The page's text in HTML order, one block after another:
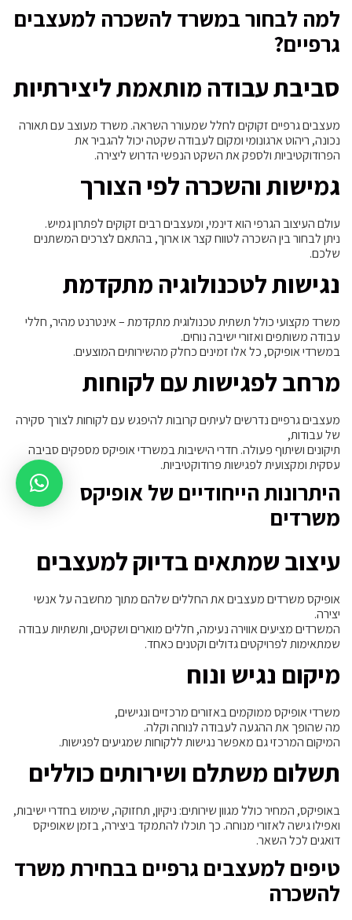
למה לבחור במשרד להשכרה למעצבים
גרפיים?
סביבת עבודה מותאמת ליצירתיות
מעצבים גרפיים זקוקים לחלל שמעורר השראה. משרד מעוצב עם תאורה
נכונה, ריהוט ארגונומי ומקום לעבודה שקטה יכול להגביר את
הפרודוקטיביות ולספק את השקט הנפשי הדרוש ליצירה.
גמישות והשכרה לפי הצורך
עולם העיצוב הגרפי הוא דינמי, ומעצבים רבים זקוקים לפתרון גמיש.
ניתן לבחור בין השכרה לטווח קצר או ארוך, בהתאם לצרכים המשתנים
שלכם.
נגישות לטכנולוגיה מתקדמת
משרד מקצועי כולל תשתית טכנולוגית מתקדמת – אינטרנט מהיר, חללי
עבודה משותפים ואזורי ישיבה נוחים.
במשרדי אופיקס, כל אלו זמינים כחלק מהשירותים המוצעים.
מרחב לפגישות עם לקוחות
מעצבים גרפיים נדרשים לעיתים קרובות להיפגש עם לקוחות לצורך סקירה
של עבודות,
תיקונים ושיתוף פעולה. חדרי הישיבות במשרדי אופיקס מספקים סביבה
עסקית ומקצועית לפגישות פרודוקטיביות.
היתרונות הייחודיים של אופיקס
משרדים
עיצוב שמתאים בדיוק למעצבים
אופיקס משרדים מעצבים את החללים שלהם מתוך מחשבה על אנשי
יצירה.
המשרדים מציעים אווירה נעימה, חללים מוארים ושקטים, ותשתיות עבודה
שמתאימות לפרויקטים גדולים וקטנים כאחד.
מיקום נגיש ונוח
משרדי אופיקס ממוקמים באזורים מרכזיים ונגישים,
מה שהופך את ההגעה לעבודה לנוחה וקלה.
המיקום המרכזי גם מאפשר נגישות ללקוחות שמגיעים לפגישות.
תשלום משתלם ושירותים כוללים
באופיקס, המחיר כולל מגוון שירותים: ניקיון, תחזוקה, שימוש בחדרי ישיבות,
ואפילו גישה לאזורי מנוחה. כך תוכלו להתמקד ביצירה, בזמן שאופיקס
דואגים לכל השאר.
טיפים למעצבים גרפיים בבחירת משרד
להשכרה